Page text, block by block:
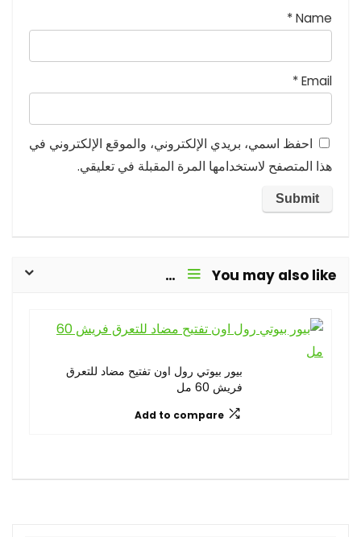
Name
*
Email
*
احفظ اسمي، بريدي الإلكتروني، والموقع الإلكتروني في
هذا المتصفح لاستخدامها المرة المقبلة في تعليقي.
You may also like…
بيور بيوتي رول اون تفتيح مضاد للتعرق
فريش 60 مل
Add to compare